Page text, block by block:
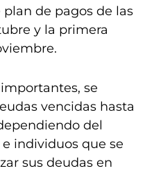
de pagos de las
y la primera
se
vencidas hasta
del
individuos que se
sus deudas en